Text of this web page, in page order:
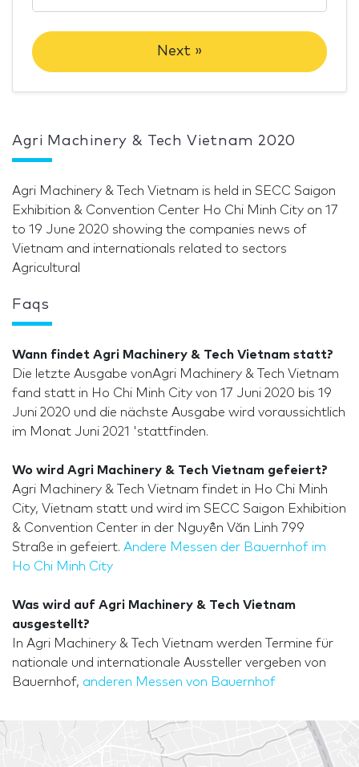
Next »
Agri Machinery & Tech Vietnam 2020
Agri Machinery & Tech Vietnam is held in SECC Saigon
Exhibition & Convention Center Ho Chi Minh City on 17
to 19 June 2020 showing the companies news of
Vietnam and internationals related to sectors
Agricultural
Faqs
Wann findet Agri Machinery & Tech Vietnam statt?
Die letzte Ausgabe vonAgri Machinery & Tech Vietnam
fand statt in Ho Chi Minh City von 17 Juni 2020 bis 19
Juni 2020 und die nächste Ausgabe wird voraussichtlich
im Monat Juni 2021 'stattfinden.
Wo wird Agri Machinery & Tech Vietnam gefeiert?
Agri Machinery & Tech Vietnam findet in Ho Chi Minh
City, Vietnam statt und wird im SECC Saigon Exhibition
& Convention Center in der Nguyễn Văn Linh 799
Straße in gefeiert. Andere Messen der Bauernhof im
Ho Chi Minh City
Was wird auf Agri Machinery & Tech Vietnam
ausgestellt?
In Agri Machinery & Tech Vietnam werden Termine für
nationale und internationale Aussteller vergeben von
Bauernhof, anderen Messen von Bauernhof